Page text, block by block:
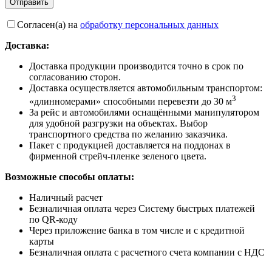
Согласен(а) на обработку персональных данных
Доставка:
Доставка продукции производится точно в срок по
согласованию сторон.
Доставка осуществляется автомобильным транспортом:
«длинномерами» способными перевезти до 30 м3
За рейс и автомобилями оснащёнными манипулятором
для удобной разгрузки на объектах. Выбор
транспортного средства по желанию заказчика.
Пакет с продукцией доставляется на поддонах в
фирменной стрейч-пленке зеленого цвета.
Возможные способы оплаты:
Наличный расчет
Безналичная оплата через Систему быстрых платежей
по QR-коду
Через приложение банка в том числе и с кредитной
карты
Безналичная оплата с расчетного счета компании с НДС